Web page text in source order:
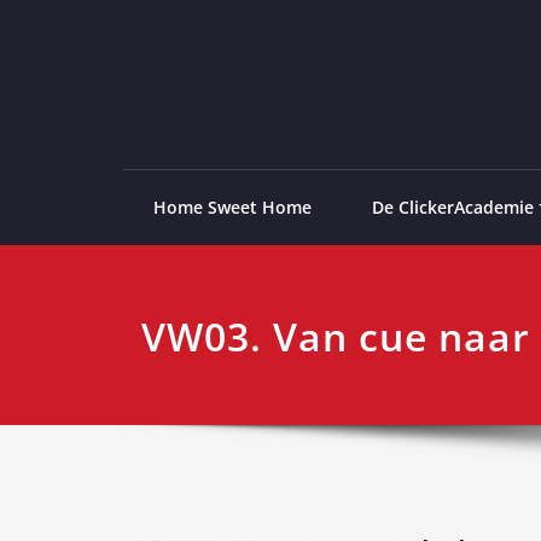
Home Sweet Home De ClickerAcademie
VW03. Van cue